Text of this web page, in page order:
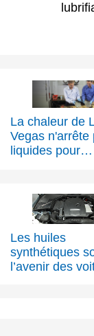
La chaleur de
Vegas n'arrête
liquides pour
Les huiles
synthétiques
l’avenir des